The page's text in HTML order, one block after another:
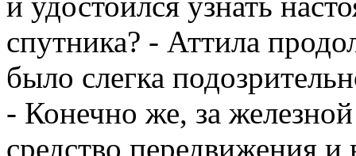
спутника? - Аттила
было слегка
- Конечно же, за
средство передвижения